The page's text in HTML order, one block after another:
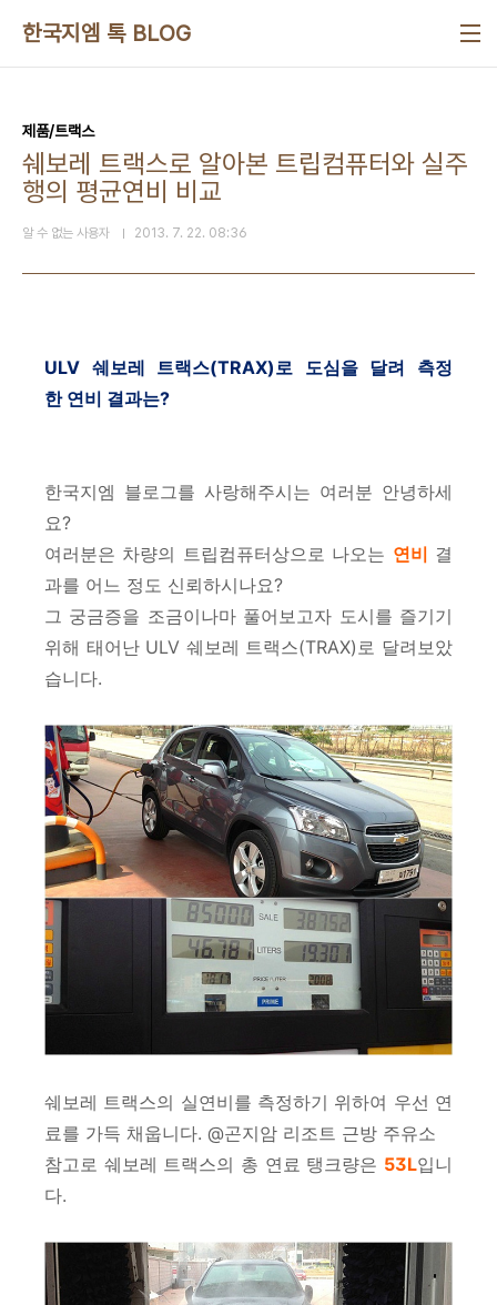
한국지엠 톡 BLOG
제품/트랙스
쉐보레 트랙스로 알아본 트립컴퓨터와 실주
행의 평균연비 비교
알 수 없는 사용자 2013. 7. 22. 08:36
ULV 쉐보레 트랙스(TRAX)로 도심을 달려 측정
한 연비 결과는?
한국지엠 블로그를 사랑해주시는 여러분 안녕하세
요?
여러분은 차량의 트립컴퓨터상으로 나오는 연비 결
과를 어느 정도 신뢰하시나요?
그 궁금증을 조금이나마 풀어보고자 도시를 즐기기
위해 태어난 ULV 쉐보레 트랙스(TRAX)로 달려보았
습니다.
쉐보레 트랙스의 실연비를 측정하기 위하여 우선 연
료를 가득 채웁니다. @곤지암 리조트 근방 주유소
참고로 쉐보레 트랙스의 총 연료 탱크량은 53L입니
다.